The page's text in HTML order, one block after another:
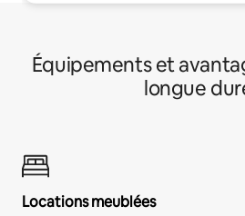
Équipements et
longue
Locations meublées